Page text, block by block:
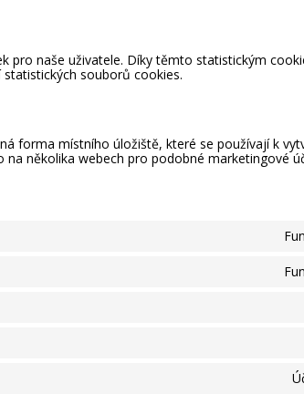
pro naše uživatele. Díky těmto statistickým
souborů cookies.
forma místního úložiště, které se používají k
několika webech pro podobné marketingové